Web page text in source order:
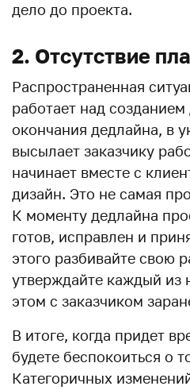
дело до проекта.
2. Отсутствие
Распространенная
работает над
окончания дедлайна, в
высылает заказчику
начинает вместе с
дизайн. Это не самая
К моменту дедлайна
готов, исправлен и
этого разбивайте свою
утверждайте каждый из
этом с заказчиком
В итоге, когда придет
будете беспокоиться о
Категоричных